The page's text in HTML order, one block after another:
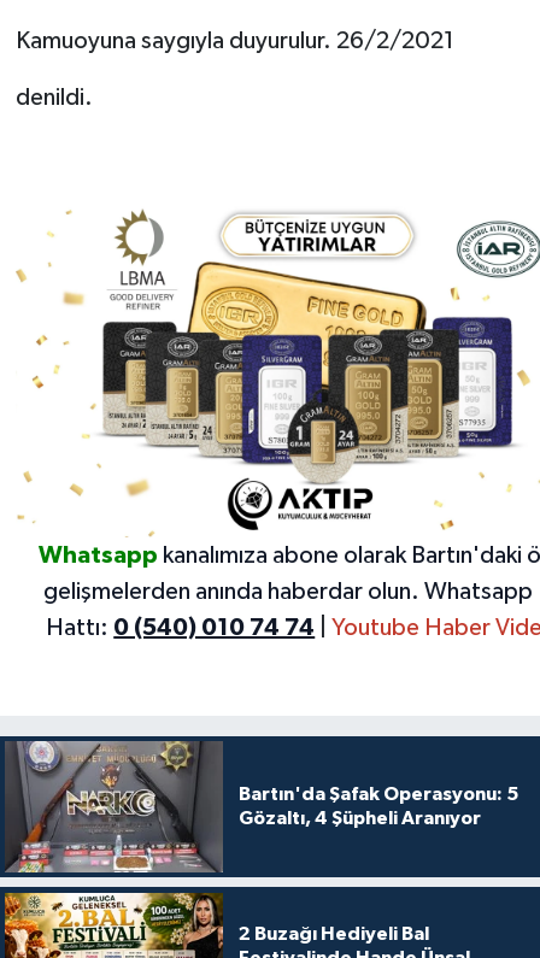
Kamuoyuna saygıyla duyurulur. 26/2/2021
denildi.
Whatsapp kanalımıza abone olarak Bartın'daki
gelişmelerden anında haberdar olun. Whatsapp
Hattı: 0 (540) 010 74 74 |Youtube Haber
Bartın'da Şafak Operasyonu: 5
Gözaltı, 4 Şüpheli Aranıyor
2 Buzağı Hediyeli Bal